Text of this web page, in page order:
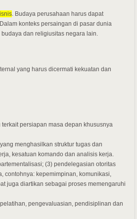
. Budaya perusahaan harus dapat
konteks persaingan di pasar dunia
dan religiusitas negara lain.
yang harus dicermati kekuatan dan
persiapan masa depan khususnya
menghasilkan struktur tugas dan
kesatuan komando dan analisis kerja.
(3) pendelegasian otoritas
contohnya: kepemimpinan, komunikasi,
juga diartikan sebagai proses memengaruhi
pengevaluasian, pendisiplinan dan